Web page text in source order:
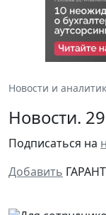
Новости и
Новости.
Подписаться на
Добавить